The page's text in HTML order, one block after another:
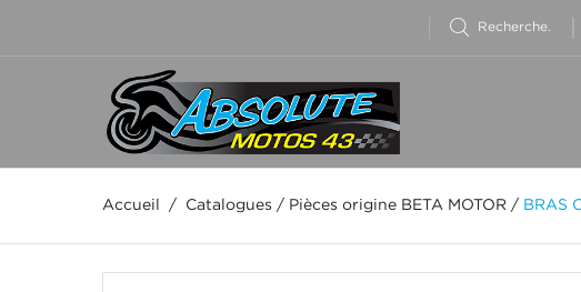
Accueil / Catalogues / Pièces origine BETA MOTOR / BRAS